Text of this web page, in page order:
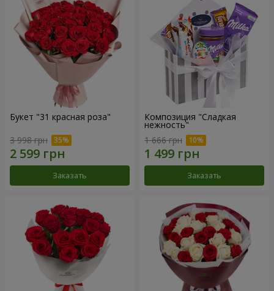
Букет "31 красная роза"
3 998 грн
Заказать
Композиция "Сладкая
нежность"
1 666 грн
Заказать